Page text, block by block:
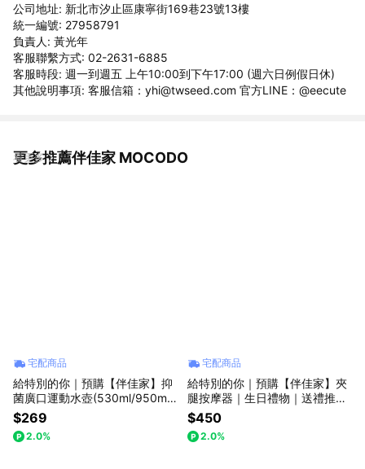
公司地址: 新北市汐止區康寧街169巷23號13樓
統一編號: 27958791
負責人: 黃光年
客服聯繫方式: 02-2631-6885
客服時段: 週一到週五 上午10:00到下午17:00 (週六日例假日休)
其他說明事項: 客服信箱：yhi@twseed.com 官方LINE：@eecute
更多推薦伴佳家 MOCODO
看更多
宅配商品
給特別的你｜預購【伴佳家】抑
菌廣口運動水壺(530ml/950ml/
1180ml)｜生日禮物｜送禮推薦
｜情人禮｜露營推薦
$269
2.0%
宅配商品
給特別的你｜預購【伴佳家】夾
腿按摩器｜生日禮物｜送禮推薦
｜情人禮｜閨蜜禮｜母親節禮物
$450
2.0%